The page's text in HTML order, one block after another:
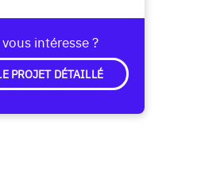
intéresse ?
PROJET DÉTAILLÉ